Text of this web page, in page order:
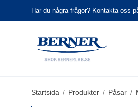
Har du några frågor? Kontakta oss
Startsida / Produkter / Påsar /